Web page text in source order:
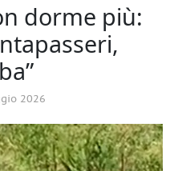
dorme più:
2026